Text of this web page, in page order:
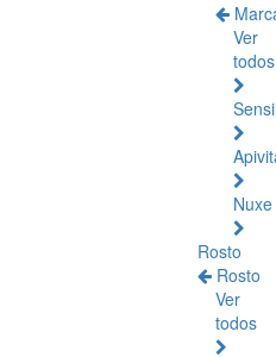
Ver
todos
Nuxe
Rosto
Rosto
Ver
todos